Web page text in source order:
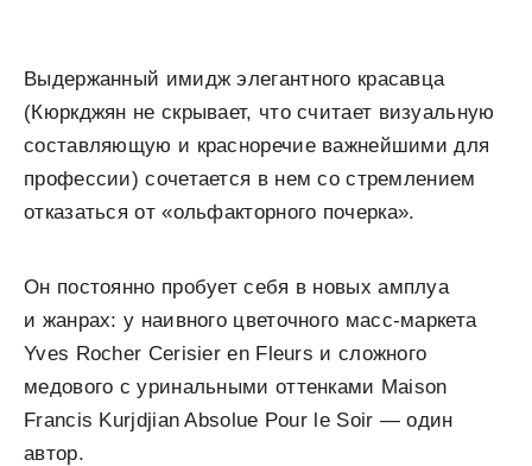
Выдержанный имидж элегантного красавца
(Кюркджян не скрывает, что считает визуальную
составляющую и красноречие важнейшими для
профессии) сочетается в нем со стремлением
отказаться от «ольфакторного почерка».
Он постоянно пробует себя в новых амплуа
и жанрах: у наивного цветочного масс-маркета
Yves Rocher Cerisier en Fleurs и сложного
медового с уринальными оттенками Maison
Francis Kurjdjian Absolue Pour le Soir — один
автор.